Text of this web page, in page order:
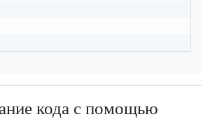
кода с помощью